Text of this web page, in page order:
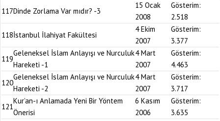
117Dinde Zorlama Var mıdır? -3
15 Ocak
2008
Gösterim:
2.518
118İstanbul İlahiyat Fakültesi
4 Ekim
2007
Gösterim:
3.377
119
Geleneksel İslam Anlayışı ve Nurculuk
Hareketi -1
4 Mart
2007
Gösterim:
4.463
120
Geleneksel İslam Anlayışı ve Nurculuk
Hareketi -2
4 Mart
2007
Gösterim:
3.717
121
Kur’an-ı Anlamada Yeni Bir Yöntem
Önerisi
6 Kasım
2006
Gösterim:
3.635